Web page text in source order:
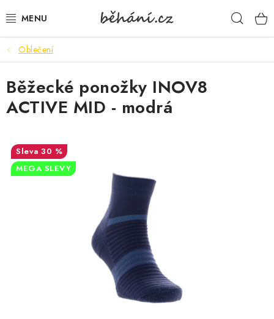
na
BOTY PÁNSKÉ
BOTY DÁMSKÉ
PÁNSKÉ OBLEČENÍ
DÁMSKÉ OBLEČENÍ
DOPLŇKY
VELIKOSTNÍ TABULKY
Oblečení
Běžecké ponožky INOV8
ACTIVE MID - modrá
30 %
MEGA SLEVY